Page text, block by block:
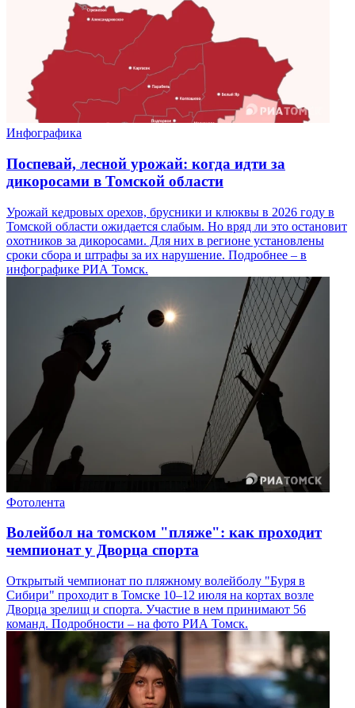
Инфографика
Поспевай, лесной урожай: когда идти за
дикоросами в Томской области
Урожай кедровых орехов, брусники и клюквы в 2026 году в
Томской области ожидается слабым. Но вряд ли это остановит
охотников за дикоросами. Для них в регионе установлены
сроки сбора и штрафы за их нарушение. Подробнее – в
инфографике РИА Томск.
Фотолента
Волейбол на томском "пляже": как проходит
чемпионат у Дворца спорта
Открытый чемпионат по пляжному волейболу "Буря в
Сибири" проходит в Томске 10–12 июля на кортах возле
Дворца зрелищ и спорта. Участие в нем принимают 56
команд. Подробности – на фото РИА Томск.